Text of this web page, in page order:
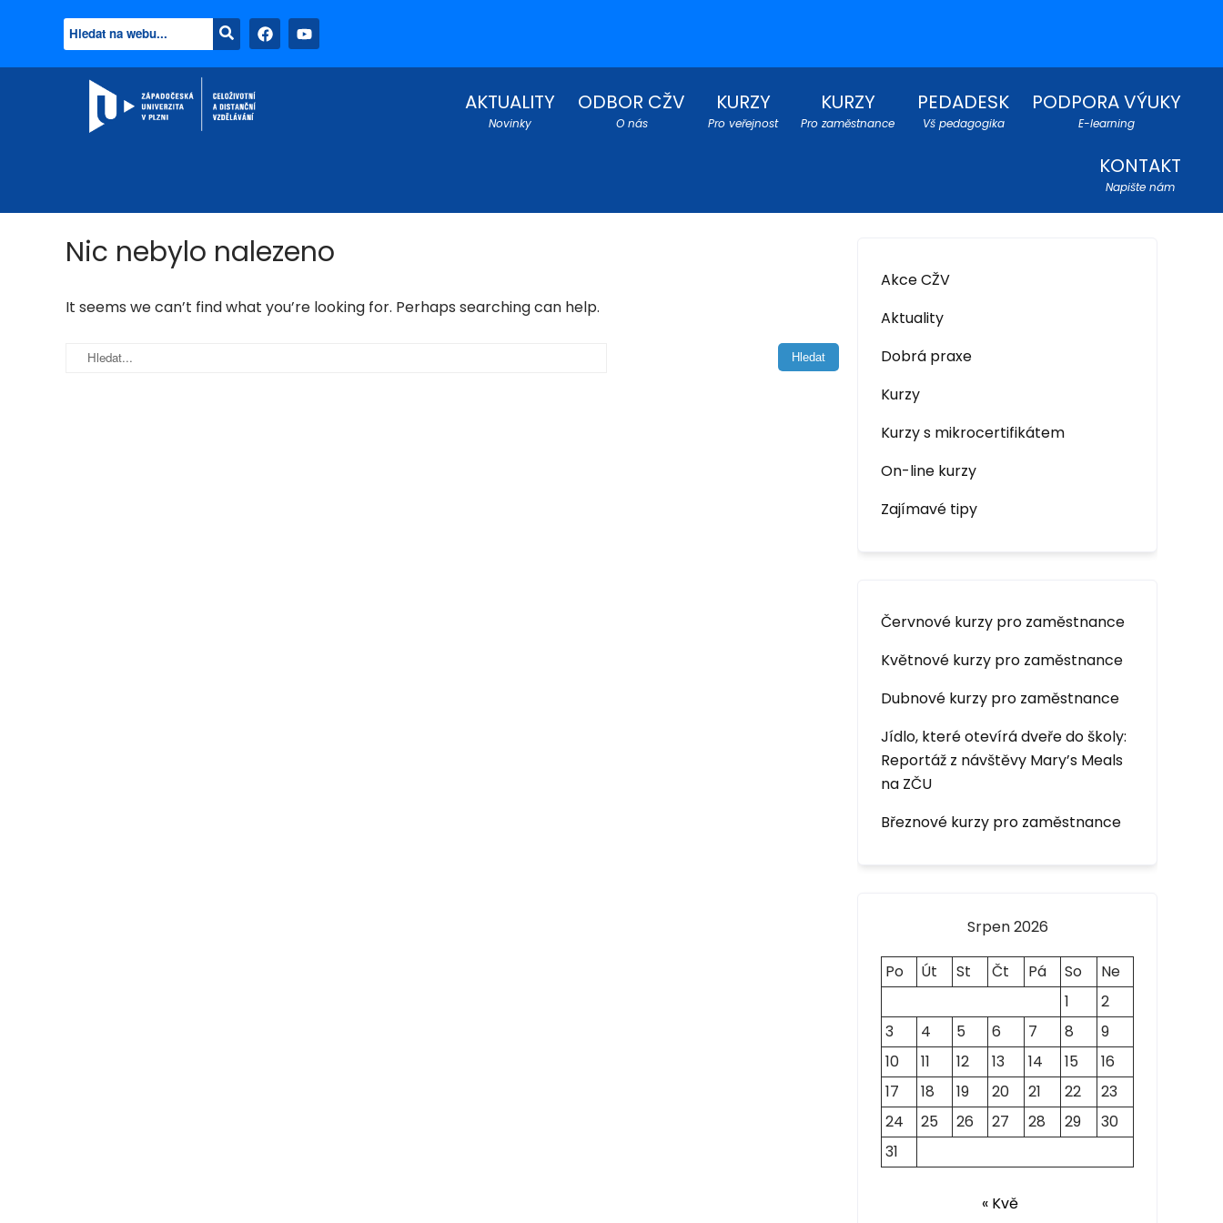
AKTUALITY
Novinky
ODBOR CŽV
O nás
KURZY
Pro veřejnost
KURZY
Pro zaměstnance
PEDADESK
Vš pedagogika
PODPORA VÝUKY
E-learning
KONTAKT
Napište nám
Nic nebylo nalezeno
It seems we can’t find what you’re looking for. Perhaps searching can help.
Akce CŽV
Aktuality
Dobrá praxe
Kurzy
Kurzy s mikrocertifikátem
On-line kurzy
Zajímavé tipy
Červnové kurzy pro zaměstnance
Květnové kurzy pro zaměstnance
Dubnové kurzy pro zaměstnance
Jídlo, které otevírá dveře do školy:
Reportáž z návštěvy Mary’s Meals
na ZČU
Březnové kurzy pro zaměstnance
Srpen 2026
Po Út St Čt Pá So
Ne
1
2
3
4 5 6 7 8
9
10
11 12 13 14 15
16
17
18 19 20 21 22
23
24
25 26 27 28 29
30
31
« Kvě